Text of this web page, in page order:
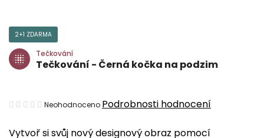
Vytvoř si svůj nový designový obraz pomocí
2+1 ZDARMA
Tečkování
Tečkování - Černá kočka na podzim
Průměrné
Neohodnoceno Podrobnosti hodnocení